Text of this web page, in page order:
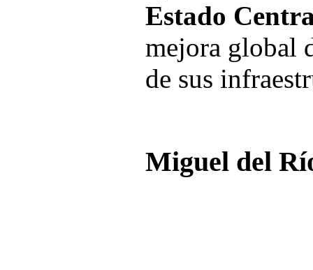
Estado
mejora global
de sus
Miguel del